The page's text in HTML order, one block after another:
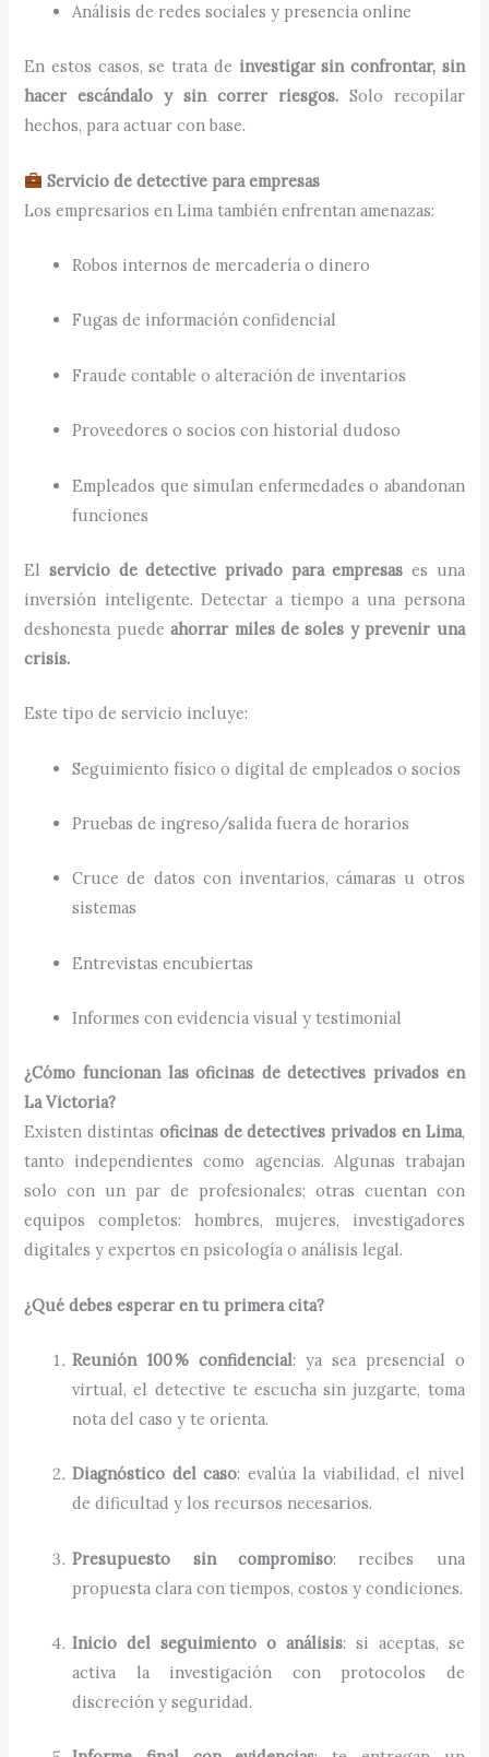
Análisis de redes sociales y presencia online
En estos casos, se trata de investigar sin confrontar, sin
hacer escándalo y sin correr riesgos.Solo recopilar
hechos, para actuar con base.
Servicio de detective para empresas
Los empresarios en Lima también enfrentan amenazas:
Robos internos de mercadería o dinero
Fugas de información confidencial
Fraude contable o alteración de inventarios
Proveedores o socios con historial dudoso
Empleados que simulan enfermedades o abandonan
funciones
Elservicio de detective privado para empresas es una
inversión inteligente. Detectar a tiempo a una persona
deshonesta puedeahorrar miles de soles y prevenir una
crisis.
Este tipo de servicio incluye:
Seguimiento físico o digital de empleados o socios
Pruebas de ingreso/salida fuera de horarios
Cruce de datos con inventarios, cámaras u otros
sistemas
Entrevistas encubiertas
Informes con evidencia visual y testimonial
¿Cómo funcionan las oficinas de detectives privados en
La Victoria?
Existen distintas oficinas de detectives privados en Lima,
tanto independientes como agencias. Algunas trabajan
solo con un par de profesionales; otras cuentan con
equipos completos: hombres, mujeres, investigadores
digitales y expertos en psicología o análisis legal.
¿Qué debes esperar en tu primera cita?
Reunión 100 % confidencial: ya sea presencial o
virtual, el detective te escucha sin juzgarte, toma
nota del caso y te orienta.
Diagnóstico del caso: evalúa la viabilidad, el nivel
de dificultad y los recursos necesarios.
Presupuesto sin compromiso: recibes una
propuesta clara con tiempos, costos y condiciones.
Inicio del seguimiento o análisis: si aceptas, se
activa la investigación con protocolos de
discreción y seguridad.